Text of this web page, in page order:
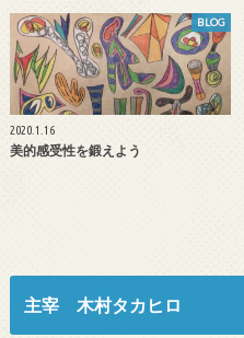
BLOG
2020.1.16
美的感受性を鍛えよう
主宰 木村タカヒロ